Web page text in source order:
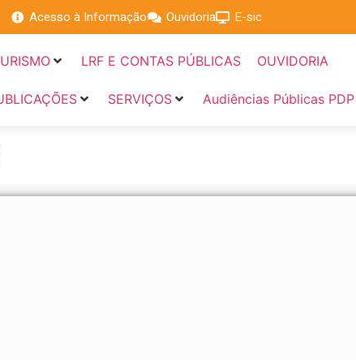
Acesso à Informação Ouvidoria E-sic
LRF E CONTAS PÚBLICAS OUVIDORIA
SERVIÇOS Audiências Públicas PDP